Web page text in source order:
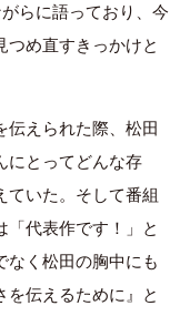
らに語っており、今
つめ直すきっかけと
伝えられた際、松田
にとってどんな存
ていた。そして番組
代表作です！」と
なく松田の胸中にも
伝えるために』と